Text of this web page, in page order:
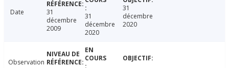
Date
31
décembre
2009
31
décembre
2020
31
décembre
2020
Observation